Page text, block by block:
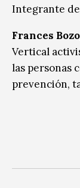
Integrante de
Frances
Vertical
las personas
prevención,